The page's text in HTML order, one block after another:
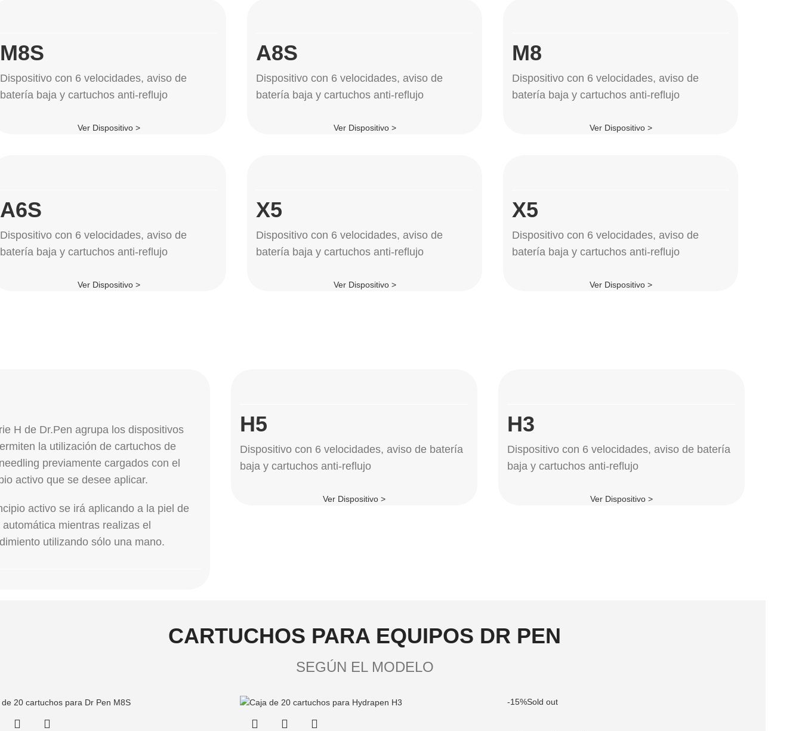
M8S
Dispositivo con 6 velocidades, aviso de
batería baja y cartuchos anti-reflujo
Ver Dispositivo >
A8S
Dispositivo con 6 velocidades, aviso de
batería baja y cartuchos anti-reflujo
Ver Dispositivo >
M8
Dispositivo con 6 velocidades, aviso de
batería baja y cartuchos anti-reflujo
Ver Dispositivo >
A6S
Dispositivo con 6 velocidades, aviso de
batería baja y cartuchos anti-reflujo
Ver Dispositivo >
X5
Dispositivo con 6 velocidades, aviso de
batería baja y cartuchos anti-reflujo
Ver Dispositivo >
X5
Dispositivo con 6 velocidades, aviso de
batería baja y cartuchos anti-reflujo
Ver Dispositivo >
H de Dr.Pen agrupa los dispositivos
la utilización de cartuchos de
previamente cargados con el
activo que se desee aplicar.
activo se irá aplicando a la piel de
automática mientras realizas el
utilizando sólo una mano.
H5
Dispositivo con 6 velocidades, aviso de batería
baja y cartuchos anti-reflujo
Ver Dispositivo >
H3
Dispositivo con 6 velocidades, aviso de batería
baja y cartuchos anti-reflujo
Ver Dispositivo >
CARTUCHOS PARA EQUIPOS DR PEN
SEGÚN EL MODELO
-15%Sold out